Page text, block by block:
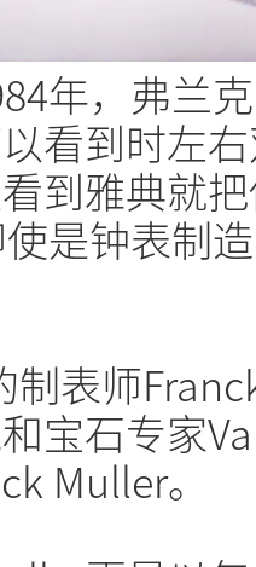
年，弗兰
看到时左
到雅典就
是钟表制
制表师
宝石专家
Muller。